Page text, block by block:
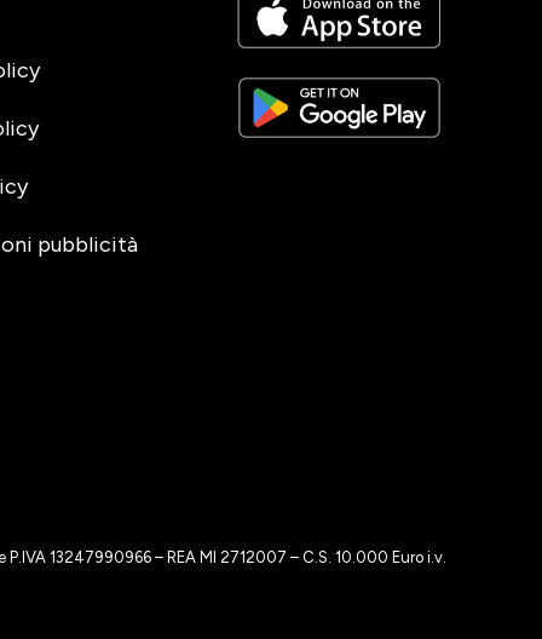
pubblicità
13247990966 – REA MI 2712007 – C.S. 10.000 Euro i.v.